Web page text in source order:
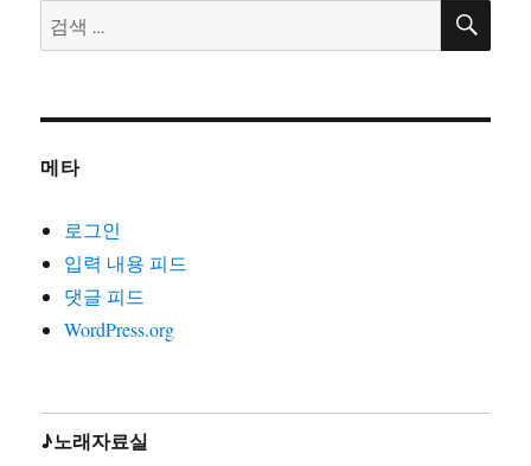
집1992)
20. 노동의땅에(글곡편 김호철,노래 박은영,박은영1집
23. 노동자선언(글곡 김호철,노래 꽃다지,노가공1995)
호철,노래 지민주,2013)
27. 농민가(곡편 김호철,노래 합창,노동의소리2006)
검
색:
검
메타
로그인
입력 내용 피드
댓글 피드
WordPress.org
♪노래자료실